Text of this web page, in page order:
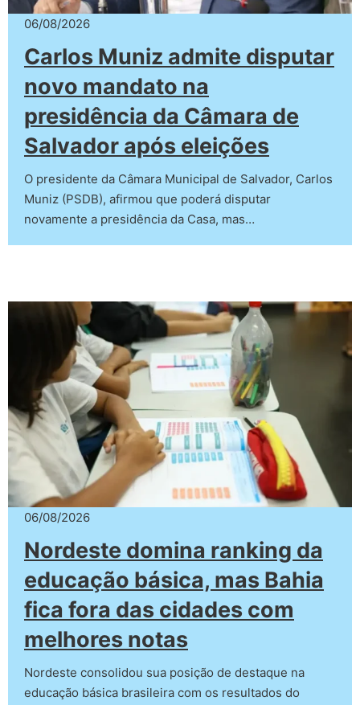
06/08/2026
Carlos Muniz admite disputar
novo mandato na
presidência da Câmara de
Salvador após eleições
O presidente da Câmara Municipal de Salvador, Carlos
Muniz (PSDB), afirmou que poderá disputar
novamente a presidência da Casa, mas…
06/08/2026
Nordeste domina ranking da
educação básica, mas Bahia
fica fora das cidades com
melhores notas
Nordeste consolidou sua posição de destaque na
educação básica brasileira com os resultados do